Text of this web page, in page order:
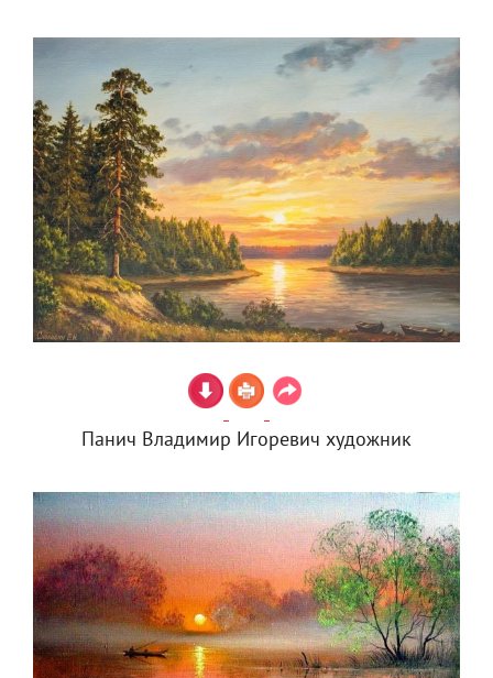
Панич Владимир Игоревич художник